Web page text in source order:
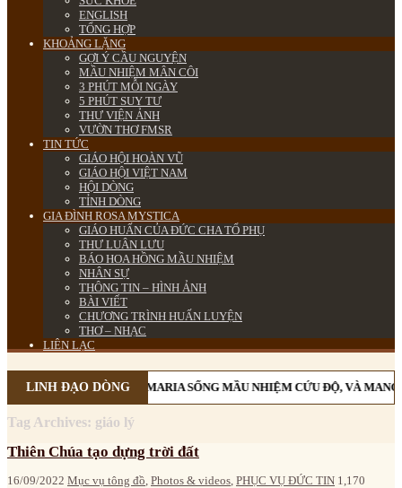
ENGLISH
TỔNG HỢP
KHOẢNG LẶNG
GỢI Ý CẦU NGUYỆN
MẦU NHIỆM MÂN CÔI
3 PHÚT MỖI NGÀY
5 PHÚT SUY TƯ
THƯ VIỆN ẢNH
VƯỜN THƠ FMSR
TIN TỨC
GIÁO HỘI HOÀN VŨ
GIÁO HỘI VIỆT NAM
HỘI DÒNG
TỈNH DÒNG
GIA ĐÌNH ROSA MYSTICA
GIÁO HUẤN CỦA ĐỨC CHA TỔ PHỤ
THƯ LUÂN LƯU
BÁO HOA HỒNG MẦU NHIỆM
NHÂN SỰ
THÔNG TIN – HÌNH ẢNH
BÀI VIẾT
CHƯƠNG TRÌNH HUẤN LUYỆN
THƠ – NHẠC
LIÊN LẠC
LINH ĐẠO DÒNG
MÂN CÔI CÙNG MẸ MARIA SỐNG MẦU NHIỆM CỨU ĐỘ, VÀ MANG
Tag Archives: giáo lý
Thiên Chúa tạo dựng trời đất
16/09/2022 Mục vụ tông đồ Photos & videos PHỤC VỤ ĐỨC TIN 1,170